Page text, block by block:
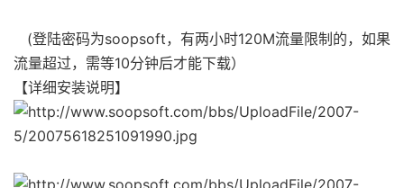
(登陆密码为soopsoft，有两小时120M流量限制的，如果
流量超过，需等10分钟后才能下载）
【详细安装说明】